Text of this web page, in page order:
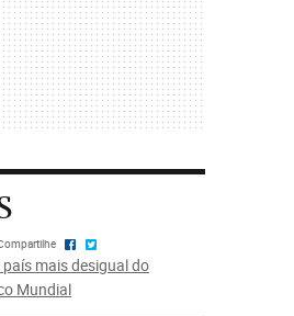
mais desigual do
Mundial